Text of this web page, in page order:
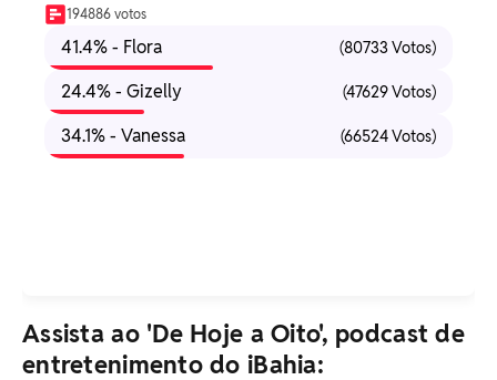
194886 votos
41.4% - Flora (80733 Votos)
24.4% - Gizelly (47629 Votos)
34.1% - Vanessa (66524 Votos)
Assista ao 'De Hoje a Oito', podcast de
entretenimento do iBahia: